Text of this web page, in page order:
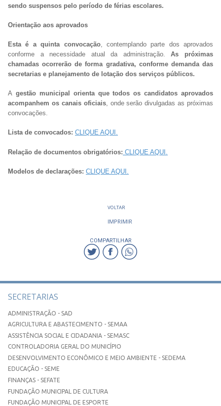
sendo suspensos pelo período de férias escolares.
Orientação aos aprovados
Esta é a quinta convocação, contemplando parte dos aprovados
conforme a necessidade atual da administração.As próximas
chamadas ocorrerão de forma gradativa, conforme demanda das
secretarias e planejamento de lotação dos serviços públicos.
A gestão municipal orienta que todos os candidatos aprovados
acompanhem os canais oficiais, onde serão divulgadas as próximas
convocações.
Lista de convocados: CLIQUE AQUI.
Relação de documentos obrigatórios: CLIQUE AQUI.
Modelos de declarações: CLIQUE AQUI.
VOLTAR
IMPRIMIR
COMPARTILHAR
SECRETARIAS
ADMINISTRAÇÃO - SAD
AGRICULTURA E ABASTECIMENTO - SEMAA
ASSISTÊNCIA SOCIAL E CIDADANIA - SEMASC
CONTROLADORIA GERAL DO MUNICÍPIO
DESENVOLVIMENTO ECONÔMICO E MEIO AMBIENTE - SEDEMA
EDUCAÇÃO - SEME
FINANÇAS - SEFATE
FUNDAÇÃO MUNICIPAL DE CULTURA
FUNDAÇÃO MUNICIPAL DE ESPORTE